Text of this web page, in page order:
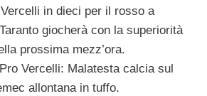
in dieci per il rosso a
giocherà con la superiorità
prossima mezz’ora.
Vercelli: Malatesta calcia sul
allontana in tuffo.